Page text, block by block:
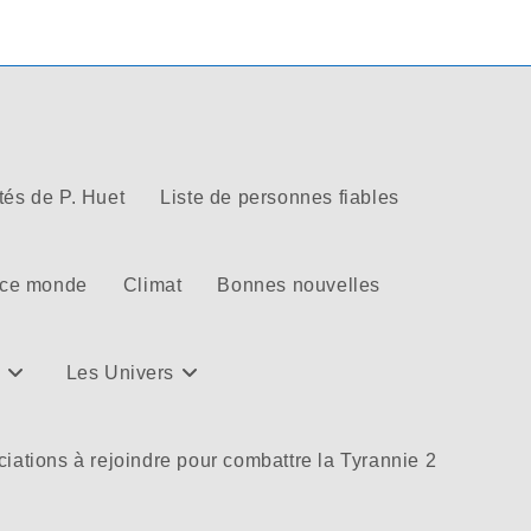
de P. Huet Liste de personnes fiables
monde Climat Bonnes nouvelles
Les Univers
à rejoindre pour combattre la Tyrannie 2